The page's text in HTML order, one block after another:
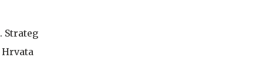
. Strateg